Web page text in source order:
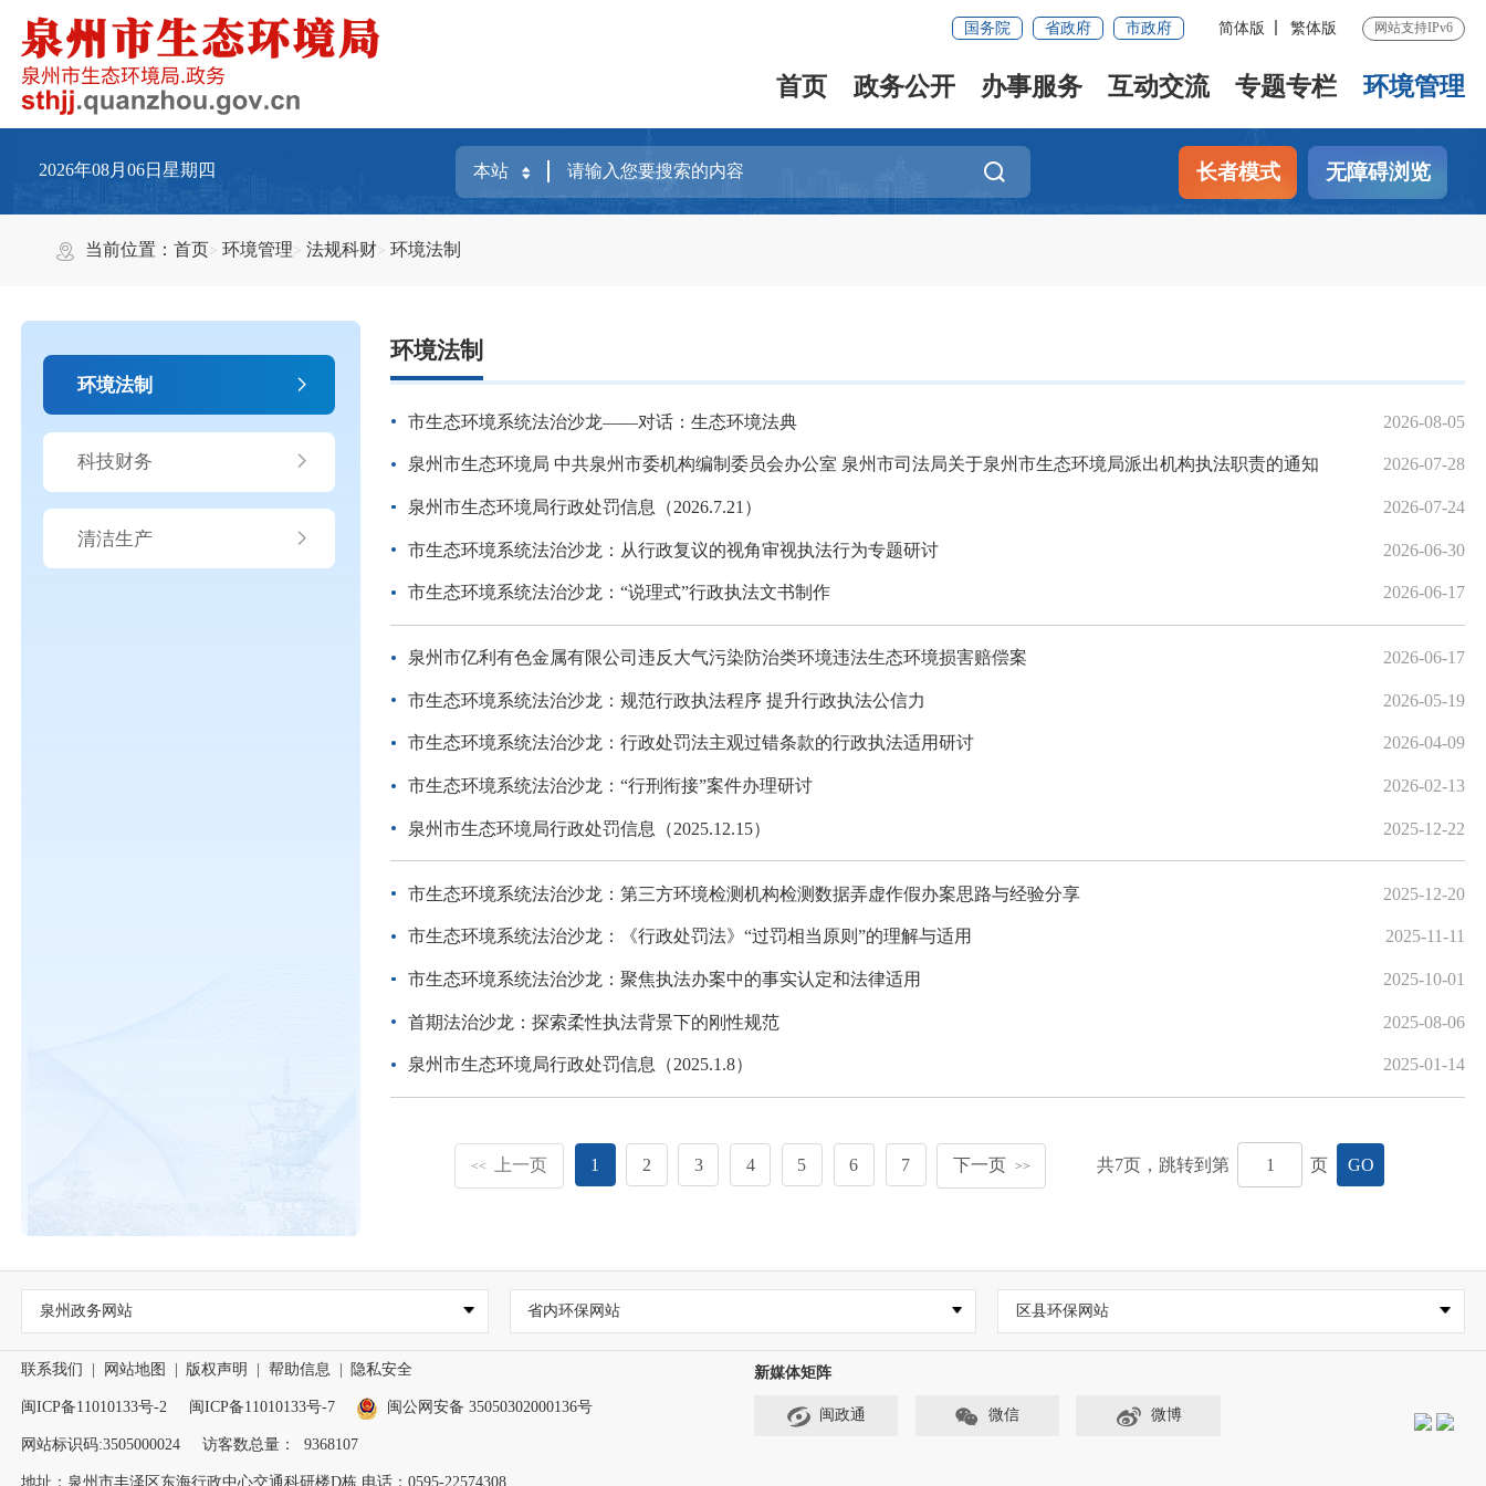
国务院 省政府 市政府 简体版 繁体版 网站支持IPv6
首页 政务公开 办事服务 互动交流 专题专栏 环境管理
2026年08月06日星期四 长者模式 无障碍浏览
当前位置：首页 环境管理 法规科财 环境法制
环境法制
科技财务
清洁生产
环境法制
市生态环境系统法治沙龙——对话：生态环境法典 2026-08-05
泉州市生态环境局 中共泉州市委机构编制委员会办公室 泉州市司法局关于泉州市生态环境局派出机构执法职责的通知 2026-07-28
泉州市生态环境局行政处罚信息（2026.7.21） 2026-07-24
市生态环境系统法治沙龙：从行政复议的视角审视执法行为专题研讨 2026-06-30
市生态环境系统法治沙龙：“说理式”行政执法文书制作 2026-06-17
泉州市亿利有色金属有限公司违反大气污染防治类环境违法生态环境损害赔偿案 2026-06-17
市生态环境系统法治沙龙：规范行政执法程序 提升行政执法公信力 2026-05-19
市生态环境系统法治沙龙：行政处罚法主观过错条款的行政执法适用研讨 2026-04-09
市生态环境系统法治沙龙：“行刑衔接”案件办理研讨 2026-02-13
泉州市生态环境局行政处罚信息（2025.12.15） 2025-12-22
市生态环境系统法治沙龙：第三方环境检测机构检测数据弄虚作假办案思路与经验分享 2025-12-20
市生态环境系统法治沙龙：《行政处罚法》“过罚相当原则”的理解与适用 2025-11-11
市生态环境系统法治沙龙：聚焦执法办案中的事实认定和法律适用 2025-10-01
首期法治沙龙：探索柔性执法背景下的刚性规范 2025-08-06
泉州市生态环境局行政处罚信息（2025.1.8） 2025-01-14
<< 上一页 1 2 3 4 5 6 7 下一页 >> 共7页，跳转到第 页 GO
泉州政务网站 省内环保网站 区县环保网站
联系我们 网站地图 版权声明 帮助信息 隐私安全
闽ICP备11010133号-2 闽ICP备11010133号-7 闽公网安备 35050302000136号
网站标识码:3505000024 访客数总量： 9368107
地址：泉州市丰泽区东海行政中心交通科研楼D栋 电话：0595-22574308
新媒体矩阵
闽政通 微信 微博